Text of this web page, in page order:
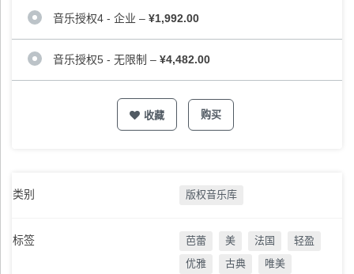
音乐授权4 - 企业 – ¥1,992.00
音乐授权5 - 无限制 – ¥4,482.00
收藏 购买
类别 版权音乐库
标签 芭蕾 美 法国
轻盈
优雅
古典
唯美